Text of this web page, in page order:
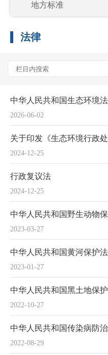
地方标准
法律
2026-06-02
中华人民共和国生态环境
2024-12-25
关于印发《生态环境行政
2024-12-25
行政复议法
2023-03-27
中华人民共和国野生动物
2023-01-27
中华人民共和国黄河保护法
2022-10-27
中华人民共和国黑土地保
2022-08-29
中华人民共和国传染病防